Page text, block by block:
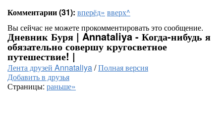
Комментарии (31): вперёд» вверх^
Вы сейчас не можете прокомментировать это сообщение.
Дневник Буря | Annataliya - Когда-нибудь я
обязательно совершу кругосветное
путешествие! |
Лента друзей Annataliya/Полная версия
Добавить в друзья
Страницы: раньше»